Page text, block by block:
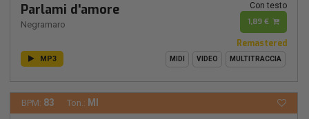
Parlami d'amore
Negramaro
Con testo
1,89 €
Remastered
MP3 MIDI VIDEO MULTITRACCIA
BPM: 83 Ton.: MI